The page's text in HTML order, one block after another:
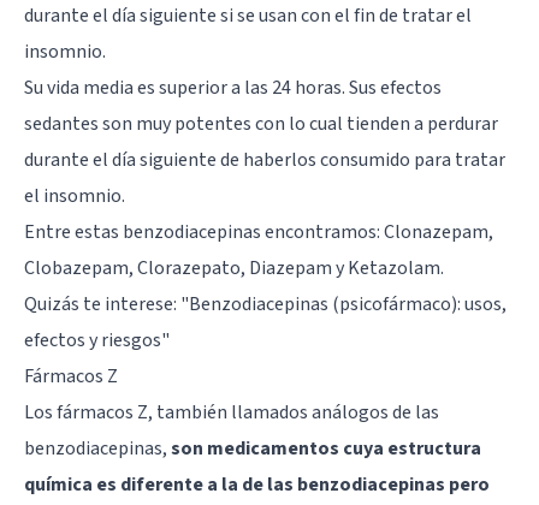
durante el día siguiente si se usan con el fin de tratar el
insomnio.
Su vida media es superior a las 24 horas. Sus efectos
sedantes son muy potentes con lo cual tienden a perdurar
durante el día siguiente de haberlos consumido para tratar
el insomnio.
Entre estas benzodiacepinas encontramos: Clonazepam,
Clobazepam, Clorazepato, Diazepam y Ketazolam.
Quizás te interese: "Benzodiacepinas (psicofármaco): usos,
efectos y riesgos"
Fármacos Z
Los fármacos Z, también llamados análogos de las
benzodiacepinas,son medicamentos cuya estructura
química es diferente a la de las benzodiacepinas pero